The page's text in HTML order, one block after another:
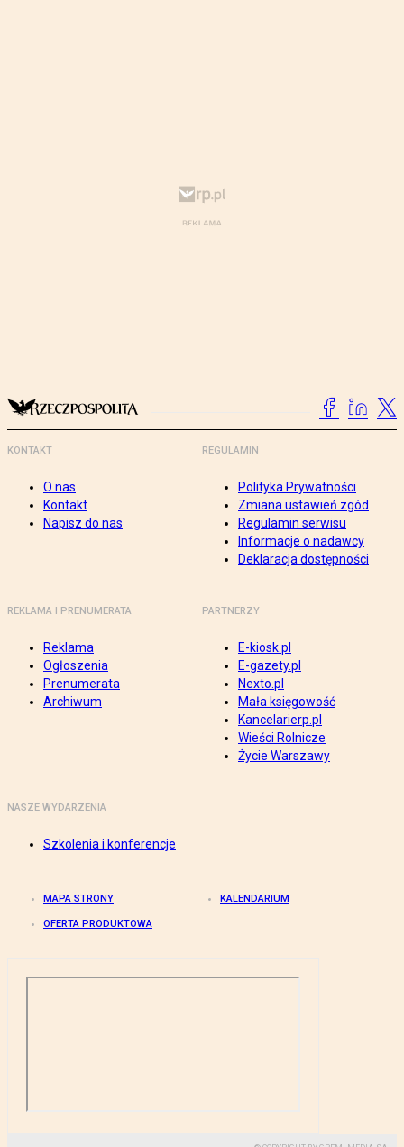
KONTAKT
O nas
Kontakt
Napisz do nas
REGULAMIN
Polityka Prywatności
Zmiana ustawień zgód
Regulamin serwisu
Informacje o nadawcy
Deklaracja dostępności
REKLAMA I PRENUMERATA
Reklama
Ogłoszenia
Prenumerata
Archiwum
PARTNERZY
E-kiosk.pl
E-gazety.pl
Nexto.pl
Mała księgowość
Kancelarierp.pl
Wieści Rolnicze
Życie Warszawy
NASZE WYDARZENIA
Szkolenia i konferencje
MAPA STRONY KALENDARIUM
OFERTA PRODUKTOWA